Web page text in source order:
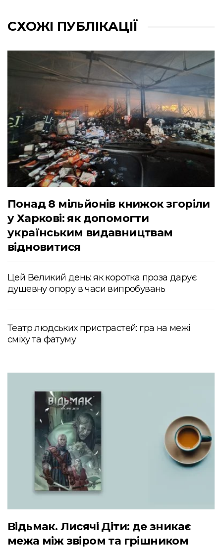
СХОЖІ ПУБЛІКАЦІЇ
Понад 8 мільйонів книжок згоріли
у Харкові: як допомогти
українським видавництвам
відновитися
Цей Великий день: як коротка проза дарує
душевну опору в часи випробувань
Театр людських пристрастей: гра на межі
сміху та фатуму
Відьмак. Лисячі Діти: де зникає
межа між звіром та грішником